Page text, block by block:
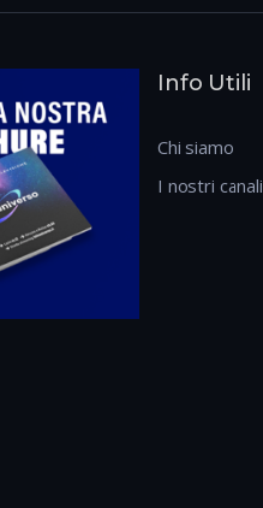
Info Utili
Chi siamo
I nostri canali